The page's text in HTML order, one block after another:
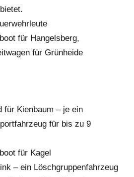
für Hangelsberg,
für Grünheide
für Kienbaum – je ein
für bis zu 9
für Kagel
– ein Löschgruppenfahrzeug